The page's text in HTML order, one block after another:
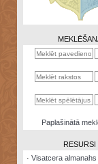
kalkulators
NomētātāsPaplašinātā
RESURSI
·Visatcera almanahs